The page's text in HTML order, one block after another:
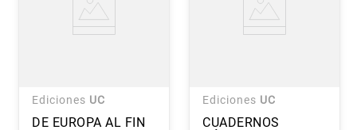
Ediciones UC
DE EUROPA AL FIN
Ediciones UC
CUADERNOS